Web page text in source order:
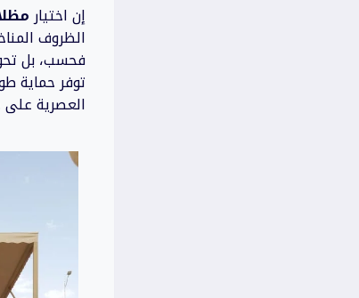
إن اختيار
الظروف
فحسب، بل
توفر حماية
العصرية على